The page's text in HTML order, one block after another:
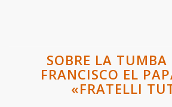
SOBRE LA TUMBA
FRANCISCO EL
«FRATELLI